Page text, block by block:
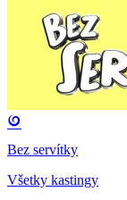
Bez servítky
Všetky kastingy